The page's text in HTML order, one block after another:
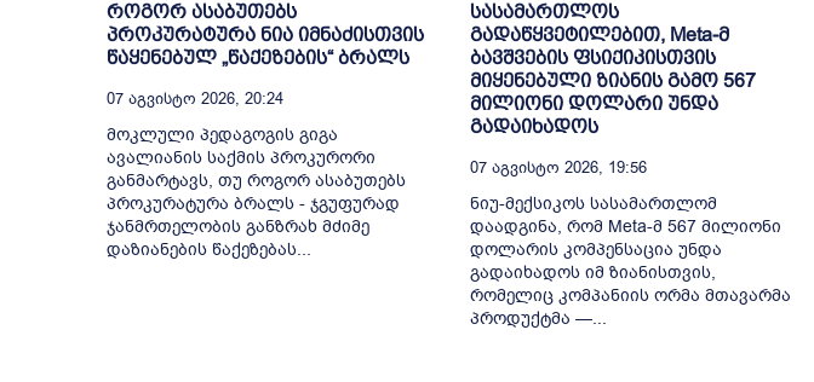
როგორ ასაბუთებს
პროკურატურა ნია იმნაძისთვის
წაყენებულ „წაქეზების“ ბრალს
07 Აგვისტო 2026, 20:24
მოკლული პედაგოგის გიგა
ავალიანის საქმის პროკურორი
განმარტავს, თუ როგორ ასაბუთებს
პროკურატურა ბრალს - ჯგუფურად
ჯანმრთელობის განზრახ მძიმე
დაზიანების წაქეზებას...
სასამართლოს
გადაწყვეტილებით, Meta-მ
ბავშვების ფსიქიკისთვის
მიყენებული ზიანის გამო 567
მილიონი დოლარი უნდა
გადაიხადოს
07 Აგვისტო 2026, 19:56
ნიუ-მექსიკოს სასამართლომ
დაადგინა, რომ Meta-მ 567 მილიონი
დოლარის კომპენსაცია უნდა
გადაიხადოს იმ ზიანისთვის,
რომელიც კომპანიის ორმა მთავარმა
პროდუქტმა —...